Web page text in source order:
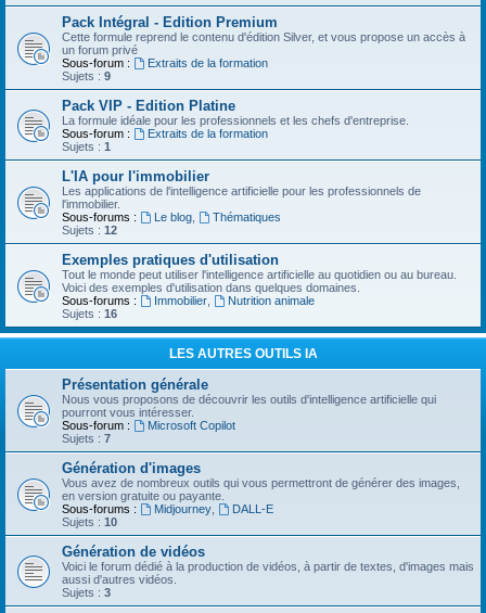
Pack Intégral - Edition Premium
Cette formule reprend le contenu d'édition Silver, et vous propose un accès à
un forum privé
Sous-forum :
Extraits de la formation
Sujets : 9
Pack VIP - Edition Platine
La formule idéale pour les professionnels et les chefs d'entreprise.
Sous-forum :
Extraits de la formation
Sujets : 1
L'IA pour l'immobilier
Les applications de l'intelligence artificielle pour les professionnels de
l'immobilier.
Sous-forums :
Le blog,
Thématiques
Sujets : 12
Exemples pratiques d'utilisation
Tout le monde peut utiliser l'intelligence artificielle au quotidien ou au bureau.
Voici des exemples d'utilisation dans quelques domaines.
Sous-forums :
Immobilier,
Nutrition animale
Sujets : 16
LES AUTRES OUTILS IA
Présentation générale
Nous vous proposons de découvrir les outils d'intelligence artificielle qui
pourront vous intéresser.
Sous-forum :
Microsoft Copilot
Sujets : 7
Génération d'images
Vous avez de nombreux outils qui vous permettront de générer des images,
en version gratuite ou payante.
Sous-forums :
Midjourney,
DALL-E
Sujets : 10
Génération de vidéos
Voici le forum dédié à la production de vidéos, à partir de textes, d'images mais
aussi d'autres vidéos.
Sujets : 3